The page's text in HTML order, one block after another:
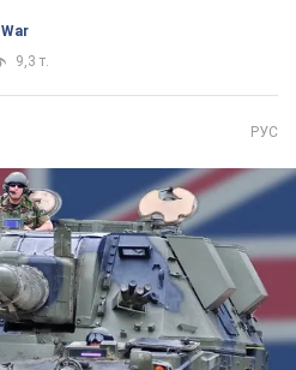
War
9,3 т.
РУС